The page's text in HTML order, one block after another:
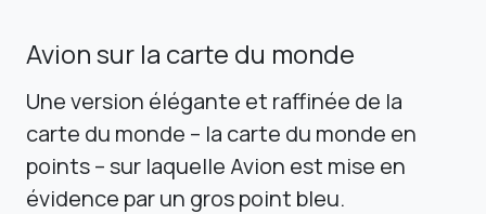
Avion sur la carte du monde
Une version élégante et raffinée de la
carte du monde – la carte du monde en
points – sur laquelle Avion est mise en
évidence par un gros point bleu.